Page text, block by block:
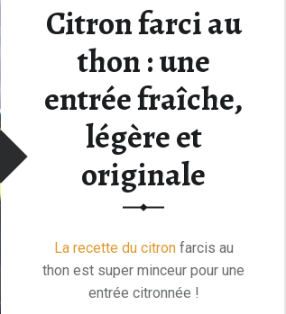
Citron farci au
thon : une
entrée fraîche,
légère et
originale
La recette du citronfarcis au
thon est super minceur pour une
entrée citronnée !